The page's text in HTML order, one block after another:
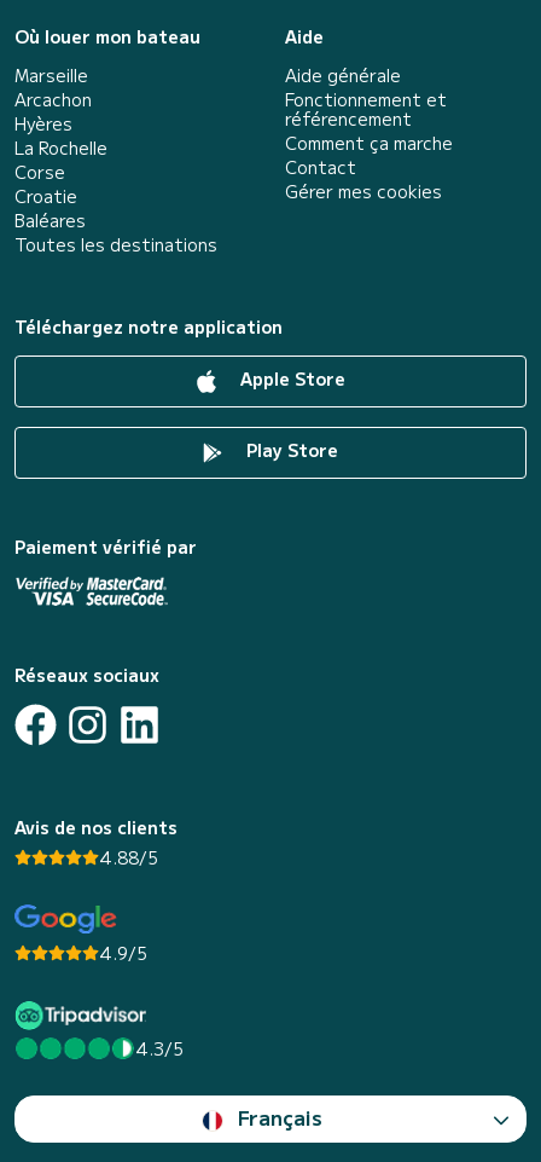
Où louer mon bateau
Marseille
Arcachon
Hyères
La Rochelle
Corse
Croatie
Baléares
Toutes les destinations
Aide
Aide générale
Fonctionnement et
référencement
Comment ça marche
Contact
Gérer mes cookies
Téléchargez notre application
Apple Store
Play Store
Paiement vérifié par
Réseaux sociaux
Avis de nos clients
4.88/5
4.9/5
4.3/5
Français